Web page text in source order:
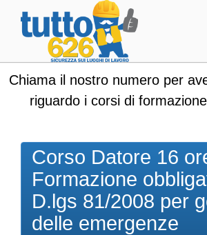
Chiama il nostro numero per
riguardo i corsi di formazione
Corso Datore 16
Formazione
D.lgs 81/2008 per
delle emergenze